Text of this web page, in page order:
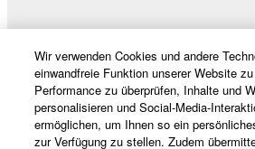
Produkte und Lösungen
News
Wir verwenden Cookies und andere
einwandfreie Funktion unserer Website
Performance zu überprüfen, Inhalte und
personalisieren und Social-Media-
ermöglichen, um Ihnen so ein
zur Verfügung zu stellen. Zudem